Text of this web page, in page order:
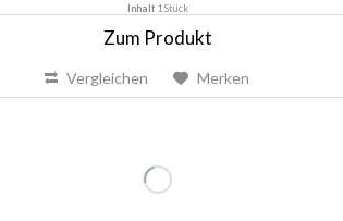
Inhalt 1 Stück
Zum Produkt
Vergleichen Merken